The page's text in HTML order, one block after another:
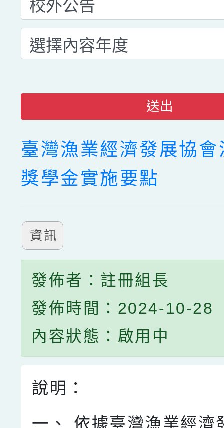
送出
臺灣漁業經濟發展協
獎學金實施要點
資訊
發佈者：註冊組長
發佈時間：2024-10-28
內容狀態：啟用中
說明：
一、
依據臺灣漁業經濟